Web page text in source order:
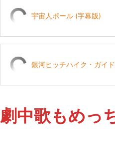
宇宙人ポール (字幕版)
銀河ヒッチハイク・ガイ
劇中歌もめっ